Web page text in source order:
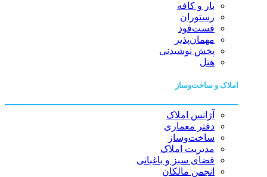
بار و کافه
رستوران
فست‌فود
مهمان‌پذیر
پخش نوشیدنی
هتل
املاک و ساخت‌وساز
آژانس املاک
دفتر معماری
ساخت‌وساز
مدیریت املاک
فضای سبز و باغبانی
انجمن مالکان